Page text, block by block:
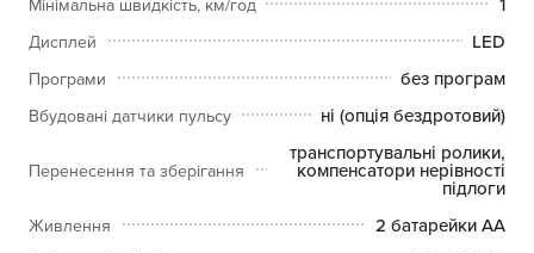
Дисплей LED
Програми без програм
Вбудовані датчики пульсу ні (опція бездротовий)
Перенесення та зберігання
транспортувальні ролики,
компенсатори нерівності
підлоги
Живлення 2 батарейки AA